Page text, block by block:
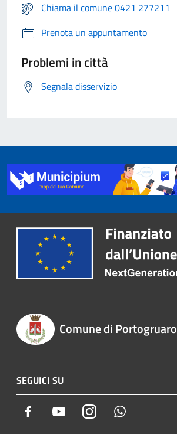
Chiama il comune 0421 277211
Prenota un appuntamento
Problemi in città
Segnala disservizio
Comune di Portogruaro
SEGUICI SU
Facebook YoutubeInstagram